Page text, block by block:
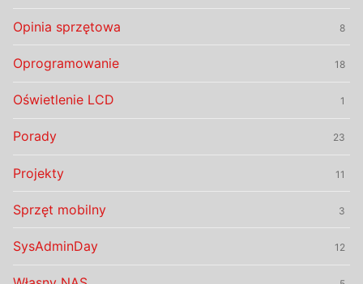
Opinia sprzętowa 8
Oprogramowanie 18
Oświetlenie LCD 1
Porady 23
Projekty 11
Sprzęt mobilny 3
SysAdminDay 12